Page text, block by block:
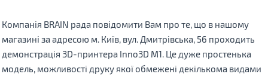
Компанія BRAIN рада повідомити Вам про те, що в нашому
магазині за адресою м. Київ, вул. Дмитрівська, 56 проходить
демонстрація 3D-принтера Inno3D M1. Це дуже простенька
модель, можливості друку якої обмежені декількома видами